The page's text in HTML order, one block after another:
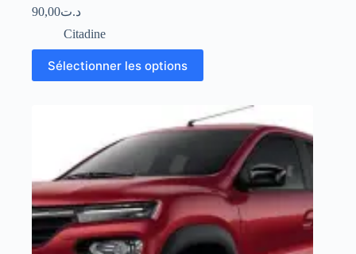
د.ت90,00
Citadine
Sélectionner les options